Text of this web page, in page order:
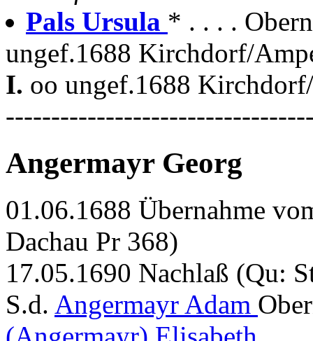
Pals Ursula * . . . .
ungef.1688 Kirchdorf/
I. oo ungef.1688
Angermayr Georg
01.06.1688 Übernahme
Dachau Pr 368)
17.05.1690 Nachlaß (Qu:
S.d. Angermayr Adam